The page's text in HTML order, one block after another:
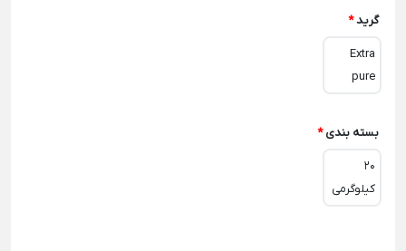
گرید*
Extra
pure
بسته بندی *
20
کیلوگرمی